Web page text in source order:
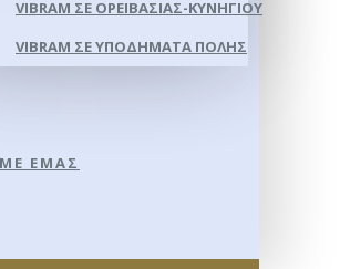
VIBRAM ΣΕ ΟΡΕΙΒΑΣΊΑΣ-ΚΥΝΗΓΊΟΥ
VIBRAM ΣΕ ΥΠΟΔΉΜΑΤΑ ΠΌΛΗΣ
ΕΜΆΣ